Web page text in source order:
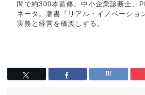
間で約300本監修。中小企業診断士、
ネータ。著書『リアル・イノベーショ
実務と経営を橋渡しする。